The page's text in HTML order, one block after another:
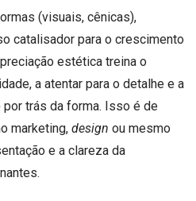
(visuais, cênicas),
catalisador para o crescimento
estética treina o
a atentar para o detalhe e a
trás da forma. Isso é de
marketing, design ou mesmo
e a clareza da